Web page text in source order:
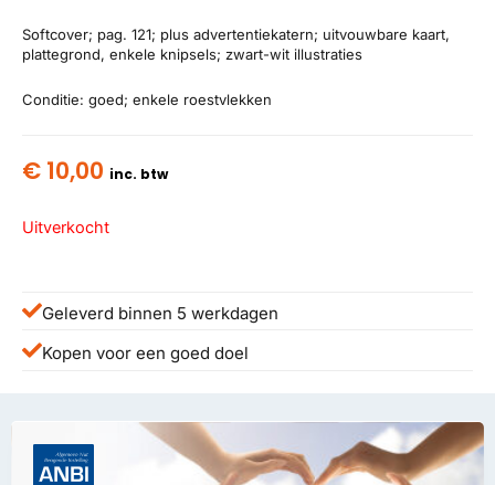
Softcover; pag. 121; plus advertentiekatern; uitvouwbare kaart,
plattegrond, enkele knipsels; zwart-wit illustraties
Conditie: goed; enkele roestvlekken
€ 10,00 inc. btw
Uitverkocht
Geleverd binnen 5 werkdagen
Kopen voor een goed doel